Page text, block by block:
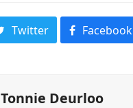
Twitter Facebook
Tonnie Deurloo